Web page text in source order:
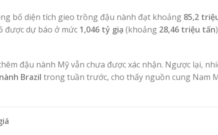
bố diện tích gieo trồng đậu nành đạt khoảng 85,2
được dự báo ở mức 1,046 tỷ giạ (khoảng 28,46 triệu tấn
đậu nành Mỹ vẫn chưa được xác nhận. Ngược lại,
Brazil trong tuần trước, cho thấy nguồn cung Nam